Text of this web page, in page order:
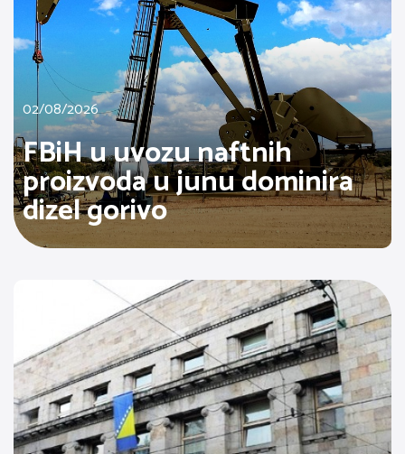
02/08/2026
FBiH u uvozu naftnih
proizvoda u junu dominira
dizel gorivo